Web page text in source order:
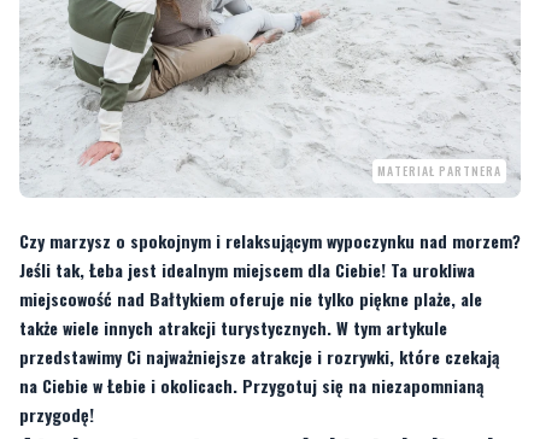
MATERIAŁ PARTNERA
Czy marzysz o spokojnym i relaksującym wypoczynku nad morzem?
Jeśli tak, Łeba jest idealnym miejscem dla Ciebie! Ta urokliwa
także wiele innych atrakcji turystycznych. W tym artykule
przedstawimy Ci najważniejsze atrakcje i rozrywki, które czekają
na Ciebie w Łebie i okolicach. Przygotuj się na niezapomnianą
przygodę!
Atrakcje turystyczne w Łebie i okolicach
Niezależnie od tego, czy jesteś fanem przyrody, historii czy po prostu chcesz
się dobrze bawić, Łeba ma wiele do zaoferowania. Oto kilka atrakcji wartych